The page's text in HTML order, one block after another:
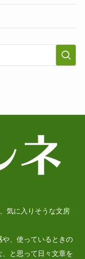
気に入りそうな文房
、使っているときの
と思って日々文章を